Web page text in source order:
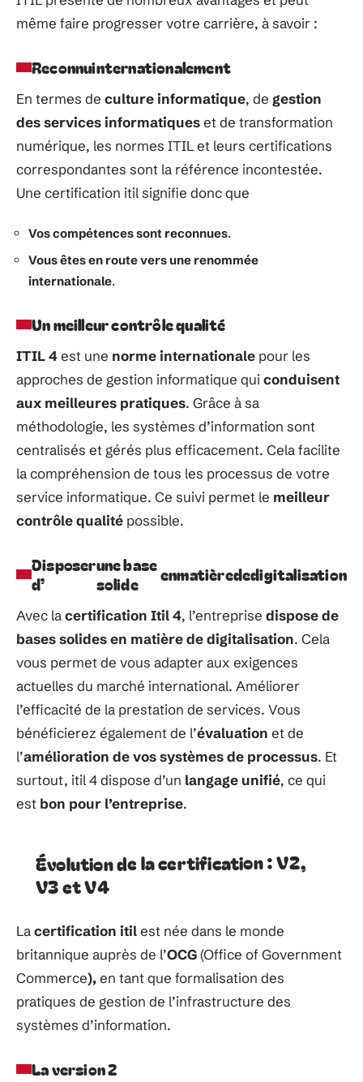
même faire progresservotre carrière, à savoir :
Reconnuinternationalement
En termes de culture informatique, de gestion
des services informatiqueset de transformation
numérique, les normes ITIL et leurs certifications
correspondantes sont la référence incontestée.
Une certification itilsignifie doncque
Voscompétencessont reconnues.
Vousêtesen routeversune renommée
internationale.
Un meilleur contrôle qualité
ITIL4est une normeinternationale pour les
approches de gestion informatique quiconduisent
aux meilleures pratiques. Grâce à sa
méthodologie, les systèmes d’information sont
centralisés et gérés plus efficacement. Celafacilite
lacompréhension de tous les processus de votre
service informatique. Ce suivi permet le meilleur
contrôlequalité possible.
Disposer
d’
une base
solide
enmatièrededigitalisation
Avec lacertification Itil4, l’entreprise disposede
basessolidesen matièrededigitalisation. Cela
vous permet de vous adapteraux exigences
actuelles du marché international. Améliorer
l’efficacité de la prestation de services. Vous
bénéficierez également de l’évaluation et de
l’amélioration devossystèmes de processus. Et
surtout, itil4dispose d’un langage unifié, ce qui
est bon pour l’entreprise.
Évolutionde la certification : V2,
V3et V4
Lacertification itilest née dans le monde
britannique auprès de l’OCG(Office of Government
Commerce),en tant que formalisation des
pratiques de gestion de l’infrastructure des
systèmes d’information.
La version 2